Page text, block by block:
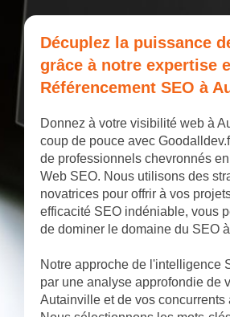
Décuplez la puissance
grâce à notre expertise
Référencement SEO à
Donnez à votre visibilité web à
coup de pouce avec
de professionnels chevronnés
Web SEO. Nous utilisons des
novatrices pour offrir à vos
efficacité SEO indéniable, vous
de dominer le domaine du SEO
Notre approche de l'intelligence
par une analyse approfondie de
Autainville et de vos concurrents